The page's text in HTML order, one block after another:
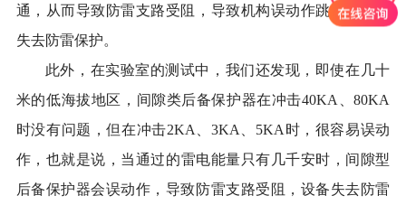
通，从而导致防雷支路受阻
， 导致机构误动作跳闸，设备
失去防雷保护。
此外，在实验室的测试中，我们还发现，即使在 几十
米的低海拔地区，间隙类后备保护器在冲击40KA、80KA
时没有问题，但在冲击2KA、3KA、5KA时，很容易误动
作 ， 也就是说，当通过的雷电能量只有几千安时，间隙型
后备保护器会误动作，导致防雷支路受阻，设备失去防雷